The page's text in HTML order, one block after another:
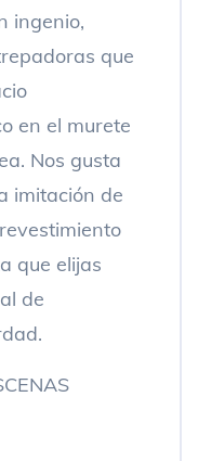
ingenio,
que
en el murete
Nos gusta
imitación de
que elijas
de